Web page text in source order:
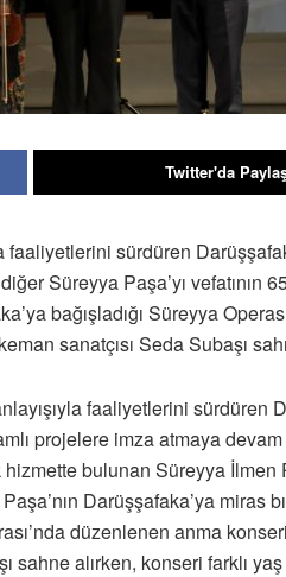
Twitter'da
faaliyetlerini sürdüren
Süreyya Paşa’yı vefatının
bağışladığı Süreyya
sanatçısı Seda Subaşı
faaliyetlerini sürdüren
projelere imza atmaya
bulunan Süreyya İlmen
Darüşşafaka’ya miras
düzenlenen anma
sahne alırken, konseri farklı